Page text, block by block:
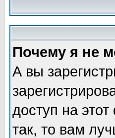
Почему я не
А вы
доступ на
так, то вам